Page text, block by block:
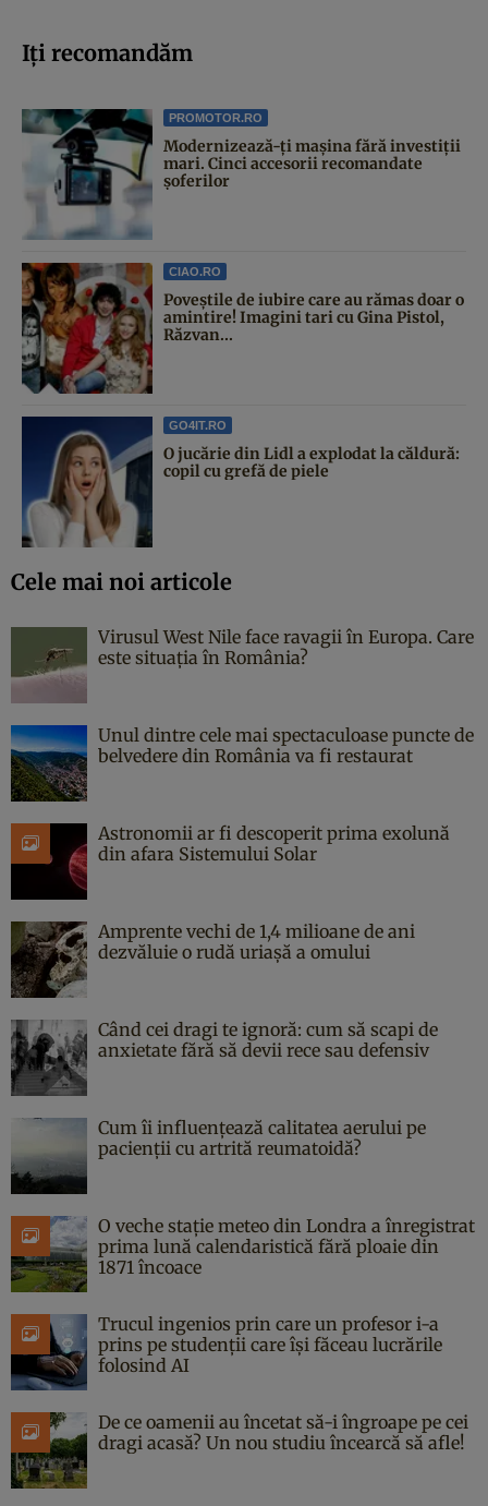
Iți recomandăm
PROMOTOR.RO
Modernizează-ți mașina fără investiții
mari. Cinci accesorii recomandate
șoferilor
CIAO.RO
Poveştile de iubire care au rămas doar o
amintire! Imagini tari cu Gina Pistol,
Răzvan...
GO4IT.RO
O jucărie din Lidl a explodat la căldură:
copil cu grefă de piele
Cele mai noi articole
Virusul West Nile face ravagii în Europa. Care
este situația în România?
Unul dintre cele mai spectaculoase puncte de
belvedere din România va fi restaurat
Astronomii ar fi descoperit prima exolună
din afara Sistemului Solar
Amprente vechi de 1,4 milioane de ani
dezvăluie o rudă uriașă a omului
Când cei dragi te ignoră: cum să scapi de
anxietate fără să devii rece sau defensiv
Cum îi influențează calitatea aerului pe
pacienții cu artrită reumatoidă?
O veche stație meteo din Londra a înregistrat
prima lună calendaristică fără ploaie din
1871 încoace
Trucul ingenios prin care un profesor i-a
prins pe studenții care își făceau lucrările
folosind AI
De ce oamenii au încetat să-i îngroape pe cei
dragi acasă? Un nou studiu încearcă să afle!